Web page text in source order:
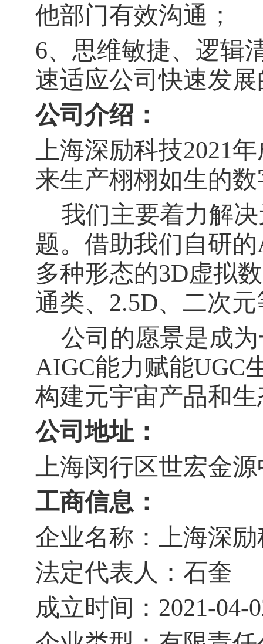
他部门有效沟通；
6、思维敏捷、逻辑
速适应公司快速发
公司介绍：
上海深励科技2021年
来生产栩栩如生的
我们主要着力解
题。借助我们自研的
多种形态的3D虚拟
通类、 2.5D、二次
公司的愿景是成
AIGC能力赋能UGC
构建元宇宙产品和
公司地址：
上海闵行区世宏金
工商信息：
企业名称：上海深
法定代表人：石奎
成立时间： 2021-04-